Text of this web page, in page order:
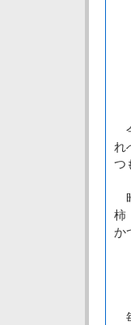
れ
つ
柿
か